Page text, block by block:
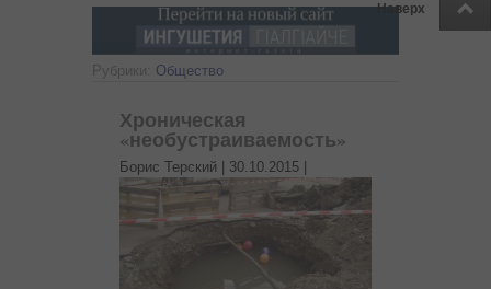
Наверх
Рубрики: Общество
Хроническая
«необустраиваемость»
Борис Терский | 30.10.2015